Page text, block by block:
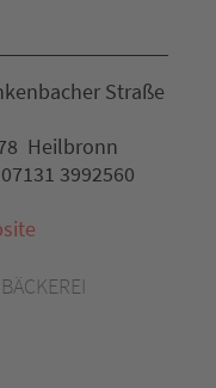
Straße
Heilbronn
3992560